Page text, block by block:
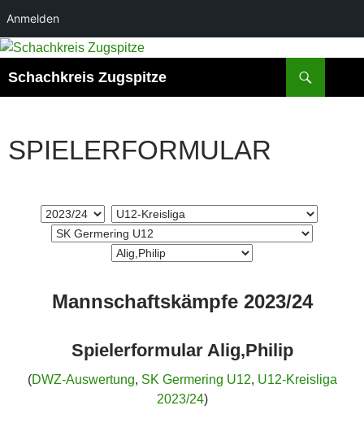
Anmelden
Schachkreis Zugspitze
SPIELERFORMULAR
Mannschaftskämpfe 2023/24
Spielerformular Alig,Philip
(DWZ-Auswertung, SK Germering U12, U12-Kreisliga
2023/24)